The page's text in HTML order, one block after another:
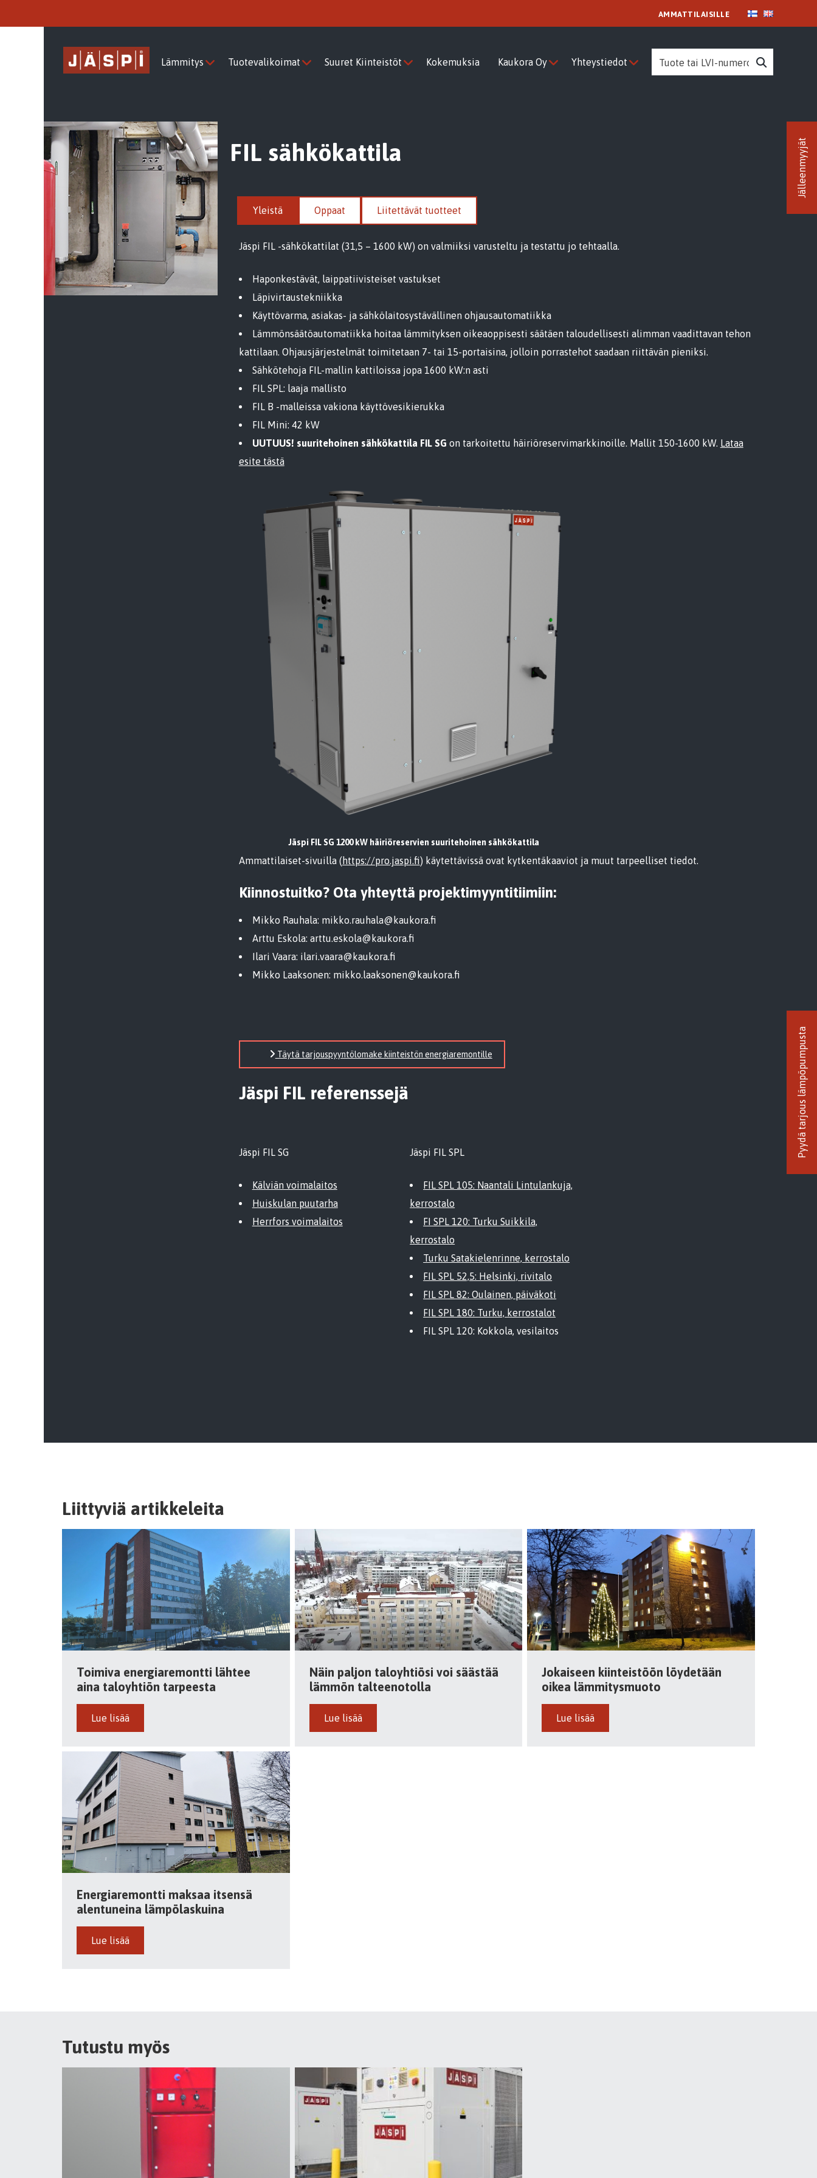
AMMATTILAISILLE
Lämmitys Tuotevalikoimat Suuret Kiinteistöt Kokemuksia Kaukora Oy Yhteystiedot
Jälleenmyyjät
Pyydä tarjous lämpöpumpusta
FIL sähkökattila
Yleistä Oppaat Liitettävät tuotteet
Jäspi FIL -sähkökattilat (31,5 – 1600 kW) on valmiiksi varusteltu ja testattu jo tehtaalla.
Haponkestävät, laippatiivisteiset vastukset
Läpivirtaustekniikka
Käyttövarma, asiakas- ja sähkölaitosystävällinen ohjausautomatiikka
Lämmönsäätöautomatiikka hoitaa lämmityksen oikeaoppisesti säätäen taloudellisesti alimman vaadittavan tehon
kattilaan. Ohjausjärjestelmät toimitetaan 7- tai 15-portaisina, jolloin porrastehot saadaan riittävän pieniksi.
Sähkötehoja FIL-mallin kattiloissa jopa 1600 kW:n asti
FIL SPL: laaja mallisto
FIL B -malleissa vakiona käyttövesikierukka
FIL Mini: 42 kW
UUTUUS! suuritehoinen sähkökattila FIL SG on tarkoitettu häiriöreservimarkkinoille. Mallit 150-1600 kW. Lataa
esite tästä
Jäspi FIL SG 1200 kW häiriöreservien suuritehoinen sähkökattila
Ammattilaiset-sivuilla (https://pro.jaspi.fi) käytettävissä ovat kytkentäkaaviot ja muut tarpeelliset tiedot.
Kiinnostuitko? Ota yhteyttä projektimyyntitiimiin:
Mikko Rauhala: mikko.rauhala@kaukora.fi
Arttu Eskola: arttu.eskola@kaukora.fi
Ilari Vaara: ilari.vaara@kaukora.fi
Mikko Laaksonen: mikko.laaksonen@kaukora.fi
Täytä tarjouspyyntölomake kiinteistön energiaremontille
Jäspi FIL referenssejä
Jäspi FIL SG
Kälviän voimalaitos
Huiskulan puutarha
Herrfors voimalaitos
Jäspi FIL SPL
FIL SPL 105: Naantali Lintulankuja,
kerrostalo
FI SPL 120: Turku Suikkila,
kerrostalo
Turku Satakielenrinne, kerrostalo
FIL SPL 52,5: Helsinki, rivitalo
FIL SPL 82: Oulainen, päiväkoti
FIL SPL 180: Turku, kerrostalot
FIL SPL 120: Kokkola, vesilaitos
Liittyviä artikkeleita
Toimiva energiaremontti lähtee
aina taloyhtiön tarpeesta
Lue lisää
Näin paljon taloyhtiösi voi säästää
lämmön talteenotolla
Lue lisää
Jokaiseen kiinteistöön löydetään
oikea lämmitysmuoto
Lue lisää
Energiaremontti maksaa itsensä
alentuneina lämpölaskuina
Lue lisää
Tutustu myös